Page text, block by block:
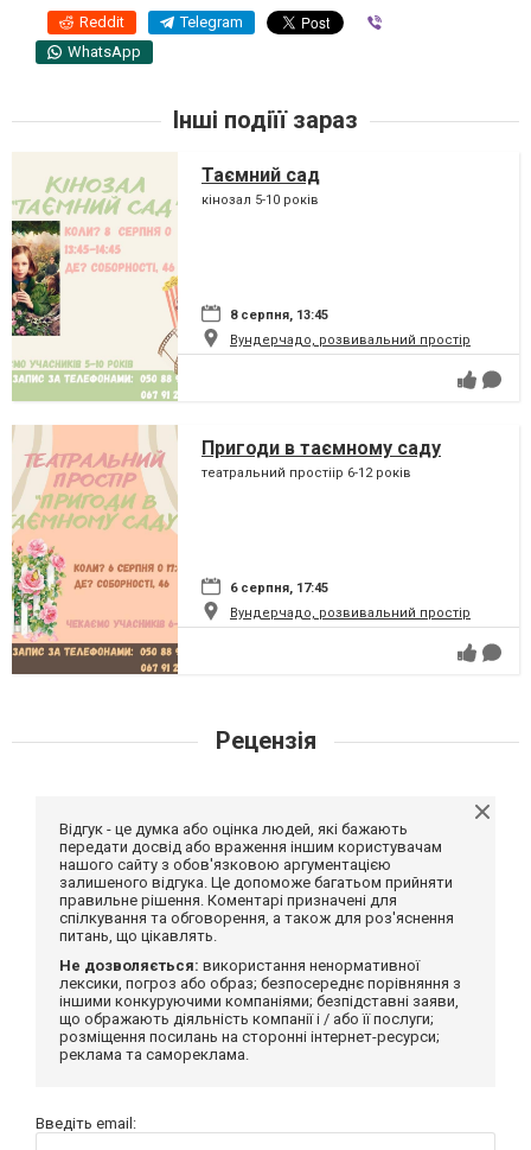
Reddit Telegram
WhatsApp
Інші подіїї зараз
Таємний сад
кінозал 5-10 років
8 серпня, 13:45
Вундерчадо, розвивальний простір
Пригоди в таємному саду
театральний простіір 6-12 років
6 серпня, 17:45
Вундерчадо, розвивальний простір
Рецензія
Відгук - це думка або оцінка людей, які бажають
передати досвід або враження іншим користувачам
нашого сайту з обов'язковою аргументацією
залишеного відгука. Це допоможе багатьом прийняти
правильне рішення. Коментарі призначені для
спілкування та обговорення, а також для роз'яснення
питань, що цікавлять.
Не дозволяється: використання ненормативної
лексики, погроз або образ; безпосереднє порівняння з
іншими конкуруючими компаніями; безпідставні заяви,
що ображають діяльність компанії і / або її послуги;
розміщення посилань на сторонні інтернет-ресурси;
реклама та самореклама.
Введіть email: